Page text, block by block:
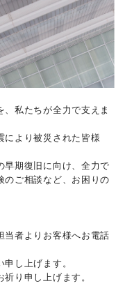
、私たちが全力で支えま
により被災された皆様
早期復旧に向け、全力で
のご相談など、お困りの
当者よりお客様へお電話
し上げます。
り申し上げます。